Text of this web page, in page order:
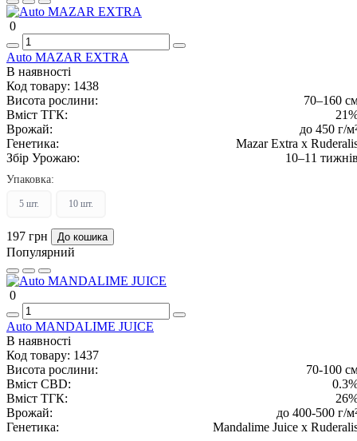
0
Auto MAZAR EXTRA
В наявності
Код товару: 1438
Висота рослини:
70–160
Вміст ТГК:
Врожай:
до 450 г/
Генетика:
Mazar Extra x
Збір Урожаю:
10–11
Упаковка:
5 шт. 10 шт.
197 грн До кошика
Популярний
0
Auto MANDALIME JUICE
В наявності
Код товару: 1437
Висота рослини:
70-100
Вміст CBD:
Вміст ТГК:
Врожай:
до 400-500 г/
Генетика:
Mandalime Juice x